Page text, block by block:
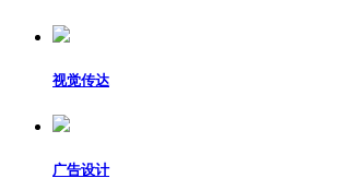
视觉传达
广告设计